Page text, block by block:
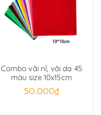
Combo vải nỉ, vải dạ 45
màu size 10x15cm
50.000₫